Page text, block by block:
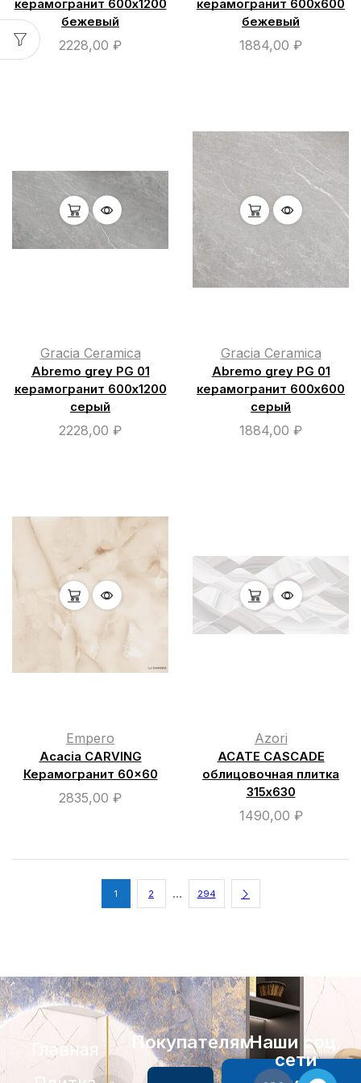
керамогранит 600х1200
бежевый
2228,00 ₽
керамогранит 600х600
бежевый
1884,00 ₽
Gracia Ceramica
Abremo grey PG 01
керамогранит 600х1200
серый
2228,00 ₽
Gracia Ceramica
Abremo grey PG 01
керамогранит 600х600
серый
1884,00 ₽
Empero
Acacia CARVING
Керамогранит 60×60
2835,00 ₽
Azori
ACATE CASCADE
облицовочная плитка
315х630
1490,00 ₽
1 2 … 294
Главная
ПокупателямНаши соц.
сети